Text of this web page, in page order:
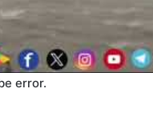
error.